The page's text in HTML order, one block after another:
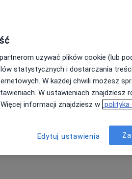
Jutro
8 Sie
Ndz,
9 Sie
Pon,
10 Sie
online nie jest dostępne
używać plików cookie (lub
statystycznych i dostarczania
W każdej chwili możesz
W ustawieniach znajdziesz
informacji znajdziesz w polityka
Edytuj ustawienia